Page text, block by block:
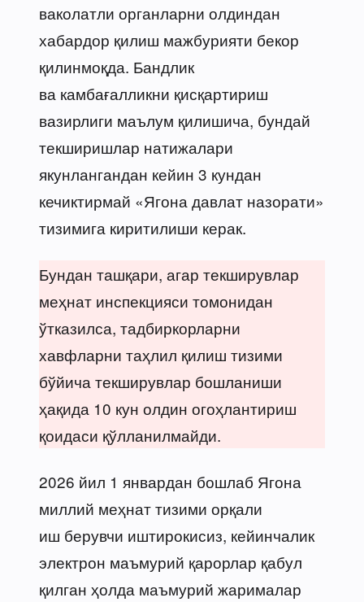
ваколатли органларни олдиндан
хабардор қилиш мажбурияти бекор
қилинмоқда. Бандлик
ва камбағалликни қисқартириш
вазирлиги маълум қилишича, бундай
текширишлар натижалари
якунлангандан кейин 3 кундан
кечиктирмай «Ягона давлат назорати»
тизимига киритилиши керак.
Бундан ташқари, агар текширувлар
меҳнат инспекцияси томонидан
ўтказилса, тадбиркорларни
хавфларни таҳлил қилиш тизими
бўйича текширувлар бошланиши
ҳақида 10 кун олдин огоҳлантириш
қоидаси қўлланилмайди.
2026 йил 1 январдан бошлаб Ягона
миллий меҳнат тизими орқали
иш берувчи иштирокисиз, кейинчалик
электрон маъмурий қарорлар қабул
қилган ҳолда маъмурий жарималар